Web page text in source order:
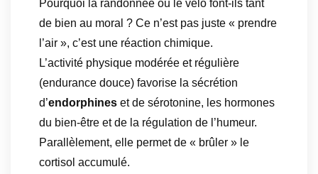
Pourquoi la randonnée ou le vélo font-ils tant
de bien au moral ? Ce n’est pas juste « prendre
l’air », c’est une réaction chimique.
L’activité physique modérée et régulière
(endurance douce) favorise la sécrétion
d’endorphines et de sérotonine, les hormones
du bien-être et de la régulation de l’humeur.
Parallèlement, elle permet de « brûler » le
cortisol accumulé.